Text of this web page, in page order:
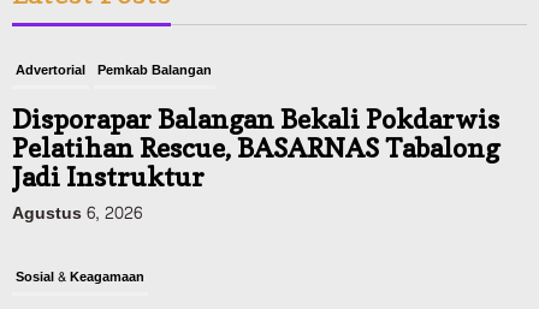
Advertorial Pemkab Balangan
Disporapar Balangan Bekali Pokdarwis
Pelatihan Rescue, BASARNAS Tabalong
Jadi Instruktur
Agustus 6, 2026
Sosial & Keagamaan